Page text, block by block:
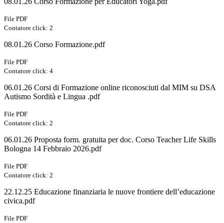
File PDF
Contatore click: 2
08.01.26 Corso Formazione.pdf
File PDF
Contatore click: 4
06.01.26 Corsi di Formazione online riconosciuti dal MIM su DSA
Autismo Sordità e Lingua .pdf
File PDF
Contatore click: 2
06.01.26 Proposta form. gratuita per doc. Corso Teacher Life Skills
Bologna 14 Febbraio 2026.pdf
File PDF
Contatore click: 2
22.12.25 Educazione finanziaria le nuove frontiere dell’educazione
civica.pdf
File PDF